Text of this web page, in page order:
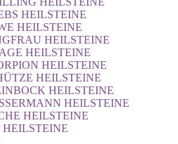
HEILSTEINE
HEILSTEINE
HEILSTEINE
HEILSTEINE
HEILSTEINE
HEILSTEINE
HEILSTEINE
HEILSTEINE
HEILSTEINE
HEILSTEINE